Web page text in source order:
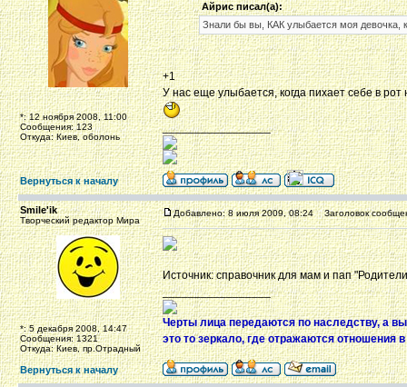
*: 12 ноября 2008, 11:00
Сообщения: 123
Откуда: Киев, оболонь
Айрис писал(а):
Знали бы вы, КАК улыбается моя девочка,
+1
У нас еще улыбается, когда пихает себе в
_________________
Вернуться к началу
Smile'ik
Творческий редактор Мира
*: 5 декабря 2008, 14:47
Сообщения: 1321
Откуда: Киев, пр.Отрадный
Добавлено: 8 июля 2009, 08:24 Заголовок
Источник: справочник для мам и пап
_________________
Черты лица передаются по наследству, а
это то зеркало, где отражаются отношения
Вернуться к началу